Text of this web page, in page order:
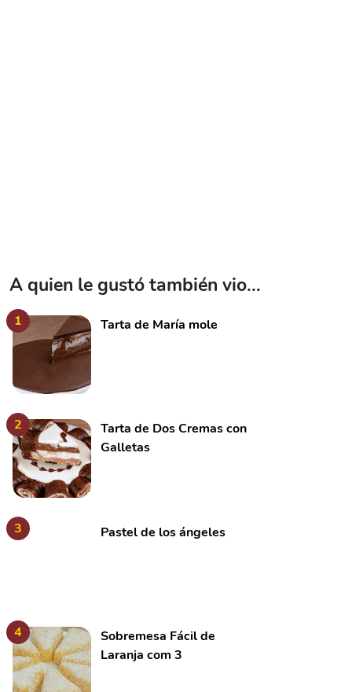
A quien le gustó también vio...
1 Tarta de María mole
2
Tarta de Dos Cremas con
Galletas
3 Pastel de los ángeles
4
Sobremesa Fácil de
Laranja com 3